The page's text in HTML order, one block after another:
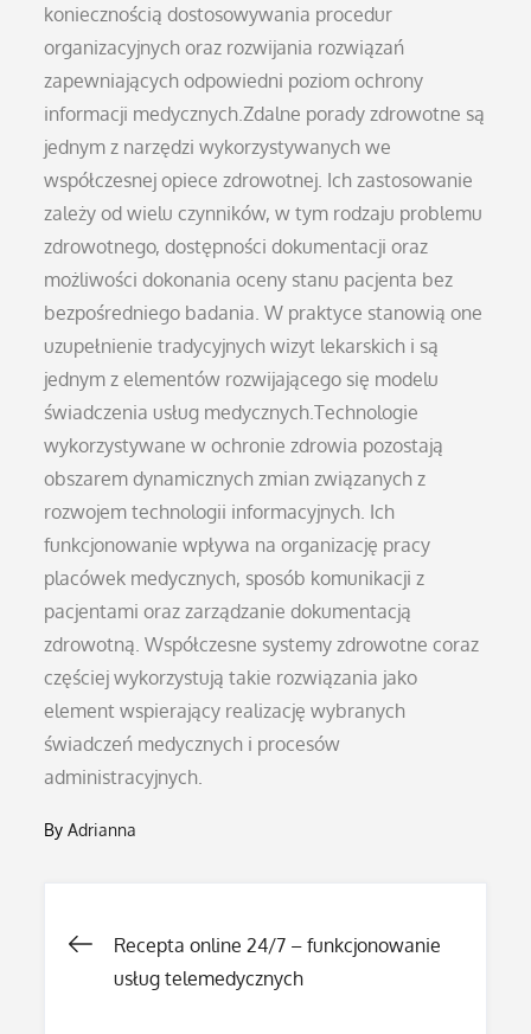
koniecznością dostosowywania procedur
organizacyjnych oraz rozwijania rozwiązań
zapewniających odpowiedni poziom ochrony
informacji medycznych.Zdalne porady zdrowotne są
jednym z narzędzi wykorzystywanych we
współczesnej opiece zdrowotnej. Ich zastosowanie
zależy od wielu czynników, w tym rodzaju problemu
zdrowotnego, dostępności dokumentacji oraz
możliwości dokonania oceny stanu pacjenta bez
bezpośredniego badania. W praktyce stanowią one
uzupełnienie tradycyjnych wizyt lekarskich i są
jednym z elementów rozwijającego się modelu
świadczenia usług medycznych.Technologie
wykorzystywane w ochronie zdrowia pozostają
obszarem dynamicznych zmian związanych z
rozwojem technologii informacyjnych. Ich
funkcjonowanie wpływa na organizację pracy
placówek medycznych, sposób komunikacji z
pacjentami oraz zarządzanie dokumentacją
zdrowotną. Współczesne systemy zdrowotne coraz
częściej wykorzystują takie rozwiązania jako
element wspierający realizację wybranych
świadczeń medycznych i procesów
administracyjnych.
ByAdrianna
Nawigacja
Recepta online 24/7 – funkcjonowanie
usług telemedycznych